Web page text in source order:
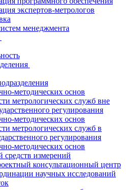
экспертов-метрологов
менеджмента
методических основ
метрологических служб вне
регулирования
методических основ
метрологических служб в
регулирования
методических основ
средств измерений
консультационный центр
научных исследований